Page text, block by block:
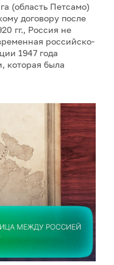
(область Петсамо)
договору после
гг., Россия не
российско-
1947 года
которая была